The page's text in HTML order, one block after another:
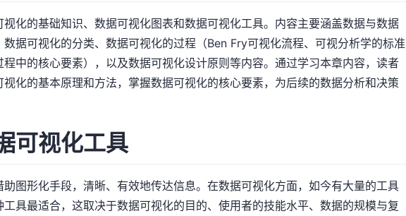
化的基础知识、数据可视化图表和数据可视化工具。内容主要涵盖数据与数据
数据可视化的分类、数据可视化的过程（Ben Fry可视化流程、可视分析学的标准
中的核心要素），以及数据可视化设计原则等内容。通过学习本章内容，读者
视化的基本原理和方法，掌握数据可视化的核心要素，为后续的数据分析和决策
可视化工具
图形化手段，清晰、有效地传达信息。在数据可视化方面，如今有大量的工具
工具最适合，这取决于数据可视化的目的、使用者的技能水平、数据的规模与复